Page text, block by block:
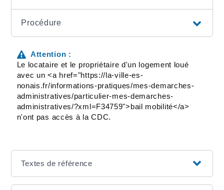
Procédure
Attention :
Le locataire et le propriétaire d'un logement loué
avec un <a href="https://la-ville-es-
nonais.fr/informations-pratiques/mes-demarches-
administratives/particulier-mes-demarches-
administratives/?xml=F34759">bail mobilité</a>
n'ont pas accès à la CDC.
Textes de référence